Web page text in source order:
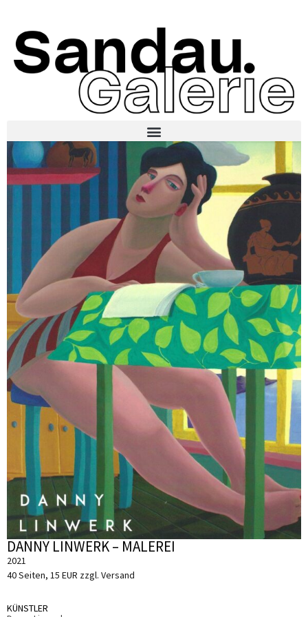
DANNY LINWERK – MALEREI
2021
40 Seiten, 15 EUR zzgl. Versand
KÜNSTLER